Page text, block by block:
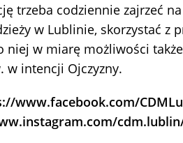
trzeba codziennie zajrzeć
w Lublinie, skorzystać z
niej w miarę możliwości
w intencji Ojczyzny.
www.facebook.com/